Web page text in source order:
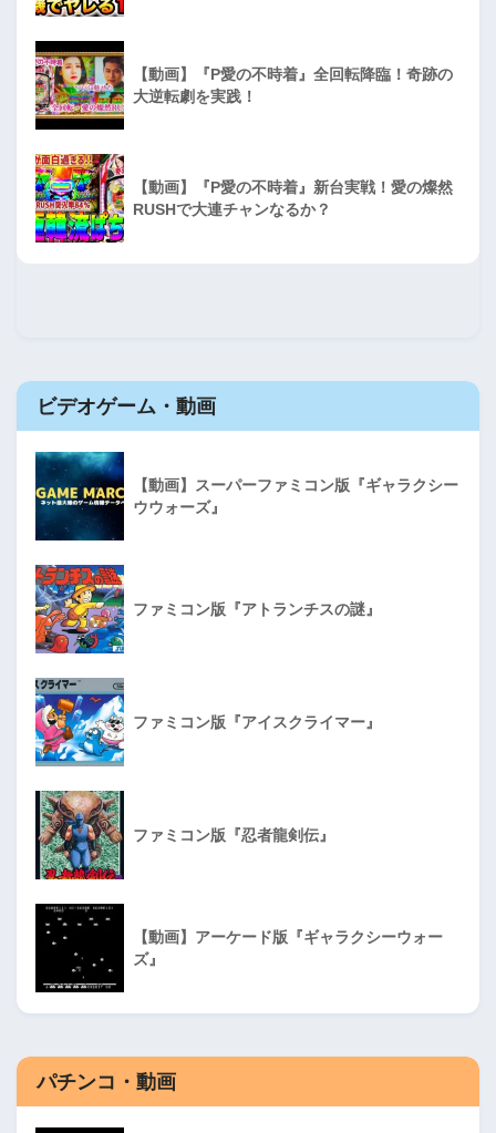
【動画】『P愛の不時着』全回転降臨！奇跡の
大逆転劇を実践！
【動画】『P愛の不時着』新台実戦！愛の燦然
RUSHで大連チャンなるか？
ビデオゲーム・動画
【動画】スーパーファミコン版『ギャラクシー
ウウォーズ』
ファミコン版『アトランチスの謎』
ファミコン版『アイスクライマー』
ファミコン版『忍者龍剣伝』
【動画】アーケード版『ギャラクシーウォー
ズ』
パチンコ・動画